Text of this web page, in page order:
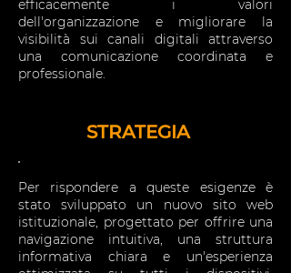
efficacemente i valori
dell'organizzazione e migliorare la
visibilità sui canali digitali attraverso
una comunicazione coordinata e
professionale.
STRATEGIA
Per rispondere a queste esigenze è
stato sviluppato un nuovo sito web
istituzionale, progettato per offrire una
navigazione intuitiva, una struttura
informativa chiara e un'esperienza